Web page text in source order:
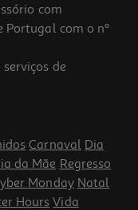
com
Portugal com o nº
de
Carnaval Dia
da Mãe Regresso
Monday Natal
Hours Vida